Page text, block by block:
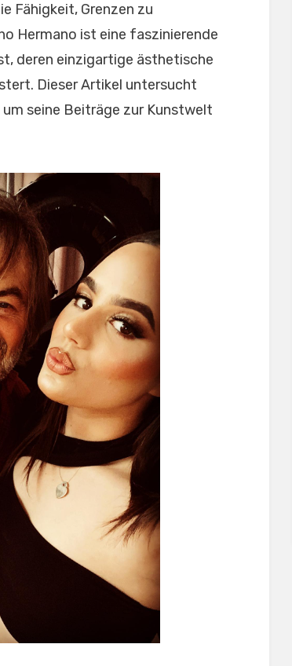
Fähigkeit, Grenzen zu
Hermano ist eine faszinierende
deren einzigartige ästhetische
Dieser Artikel untersucht
um seine Beiträge zur Kunstwelt